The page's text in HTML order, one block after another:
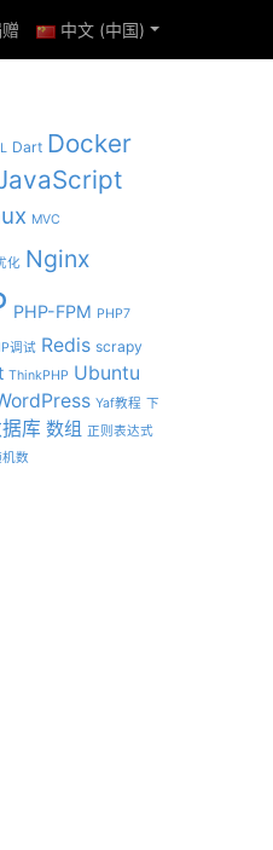
中文 (中国)
Dart Docker
MVC
化 Nginx
PHP-FPM PHP7
调试 Redis scrapy
ThinkPHP Ubuntu
Yaf教程 下
库 数组 正则表达式
机数